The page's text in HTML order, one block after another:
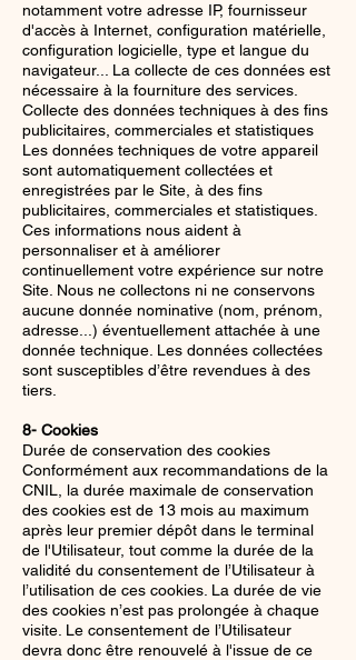
notamment votre adresse IP, fournisseur
d'accès à Internet, configuration matérielle,
configuration logicielle, type et langue du
navigateur... La collecte de ces données est
nécessaire à la fourniture des services.
Collecte des données techniques à des fins
publicitaires, commerciales et statistiques
Les données techniques de votre appareil
sont automatiquement collectées et
enregistrées par le Site, à des fins
publicitaires, commerciales et statistiques.
Ces informations nous aident à
personnaliser et à améliorer
continuellement votre expérience sur notre
Site. Nous ne collectons ni ne conservons
aucune donnée nominative (nom, prénom,
adresse...) éventuellement attachée à une
donnée technique. Les données collectées
sont susceptibles d’être revendues à des
tiers.
8- Cookies
Durée de conservation des cookies
Conformément aux recommandations de la
CNIL, la durée maximale de conservation
des cookies est de 13 mois au maximum
après leur premier dépôt dans le terminal
de l'Utilisateur, tout comme la durée de la
validité du consentement de l’Utilisateur à
l’utilisation de ces cookies. La durée de vie
des cookies n’est pas prolongée à chaque
visite. Le consentement de l’Utilisateur
devra donc être renouvelé à l'issue de ce